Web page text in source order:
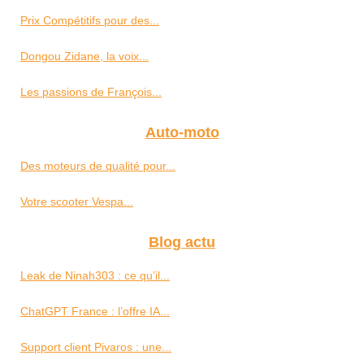
Prix Compétitifs pour des...
Dongou Zidane, la voix...
Les passions de François...
Auto-moto
Des moteurs de qualité pour...
Votre scooter Vespa...
Blog actu
Leak de Ninah303 : ce qu’il...
ChatGPT France : l’offre IA...
Support client Pivaros : une...